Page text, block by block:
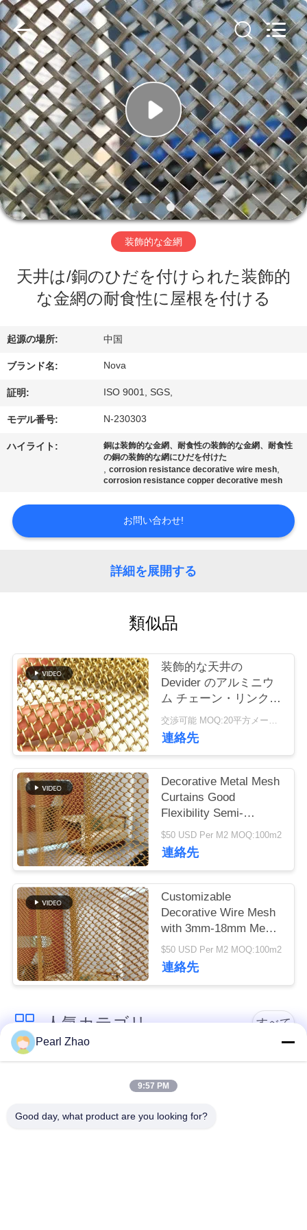
家
へ
製
品
ビ
オ
シ
ョ
わ
し
た
て
工
場
ツ
ア
ー
品
質
管
理
連
絡
く
さ
ヤ
ー.
Copyright
©
2019
-
2026
Hebei
Nova
Metal
Wire
Mesh
Products
Co.,
Ltd..
All
Rights
Reserved.
装飾的な金網
天井は/銅のひだを付けられた装飾的
な金網の耐食性に屋根を付ける
起源の場所: 中国
ブランド名: Nova
証明: ISO 9001, SGS,
モデル番号: N-230303
ハイライト:
銅は装飾的な金網、耐食性の装飾的な金網、耐食性
の銅の装飾的な網にひだを付けた
,corrosion resistance decorative wire mesh,
corrosion resistance copper decorative mesh
お問い合わせ!
詳細を展開する
類似品
装飾的な天井の
Devider のアルミニウ
ム チェーン・リンクの
カーテン 4mm 5mm
6mm の金属
交渉可能 MOQ:20平方メートル
連絡先
Decorative Metal Mesh
Curtains Good
Flexibility Semi-
transparent For Your
High-class Decorative
Purpose
$50 USD Per M2 MOQ:100m2
連絡先
Customizable
Decorative Wire Mesh
with 3mm-18mm Mesh
Opening 0.5-2mm Wire
Diameter and
40%-85% Open Area
$50 USD Per M2 MOQ:100m2
連絡先
人気カテゴリ すべて
ュ
Pearl Zhao
9:57 PM
Good day, what product are you looking for?